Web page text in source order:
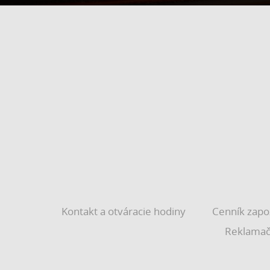
Kontakt a otváracie hodiny
Cenník